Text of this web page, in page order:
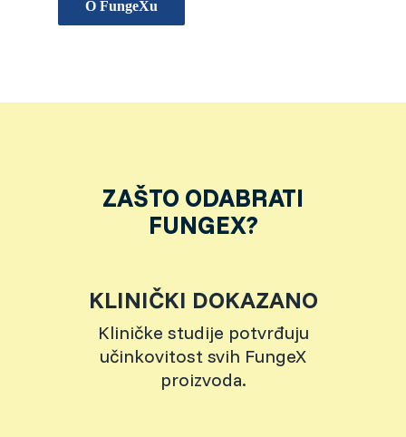
O FungeXu
ZAŠTO ODABRATI
FUNGEX?
KLINIČKI DOKAZANO
Kliničke studije potvrđuju
učinkovitost svih FungeX
proizvoda.